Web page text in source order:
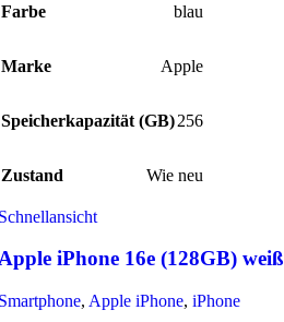
Farbe blau
Marke Apple
Speicherkapazität (GB)256
Zustand Wie neu
iPhone 16e (128GB) weiß
, Apple iPhone, iPhone